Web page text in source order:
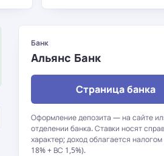
Банк
Альянс Банк
Страница банка
Оформление депозита — на сайте
отделении банка. Ставки носят
характер; доход облагается
18% + ВС 1,5%).